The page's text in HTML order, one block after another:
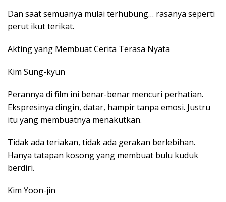
Dan saat semuanya mulai terhubung… rasanya seperti
perut ikut terikat.
Akting yang Membuat Cerita Terasa Nyata
Kim Sung-kyun
Perannya di film ini benar-benar mencuri perhatian.
Ekspresinya dingin, datar, hampir tanpa emosi. Justru
itu yang membuatnya menakutkan.
Tidak ada teriakan, tidak ada gerakan berlebihan.
Hanya tatapan kosong yang membuat bulu kuduk
berdiri.
Kim Yoon-jin